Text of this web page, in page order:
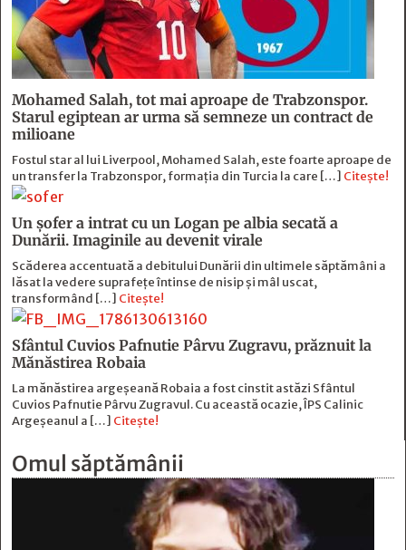
Mohamed Salah, tot mai aproape de Trabzonspor.
Starul egiptean ar urma să semneze un contract de
milioane
Fostul star al lui Liverpool, Mohamed Salah, este foarte aproape de
un transfer la Trabzonspor, formația din Turcia la care […] Citește!
Un șofer a intrat cu un Logan pe albia secată a
Dunării. Imaginile au devenit virale
Scăderea accentuată a debitului Dunării din ultimele săptămâni a
lăsat la vedere suprafețe întinse de nisip și mâl uscat,
transformând […] Citește!
Sfântul Cuvios Pafnutie Pârvu Zugravu, prăznuit la
Mănăstirea Robaia
La mănăstirea argeșeană Robaia a fost cinstit astăzi Sfântul
Cuvios Pafnutie Pârvu Zugravul. Cu această ocazie, ÎPS Calinic
Argeșeanul a […] Citește!
Omul săptămânii